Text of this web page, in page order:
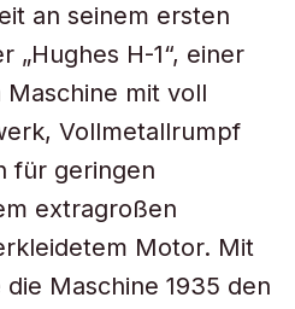
an seinem ersten
„Hughes H-1“, einer
mit voll
Vollmetallrumpf
für geringen
extragroßen
Motor. Mit
Maschine 1935 den